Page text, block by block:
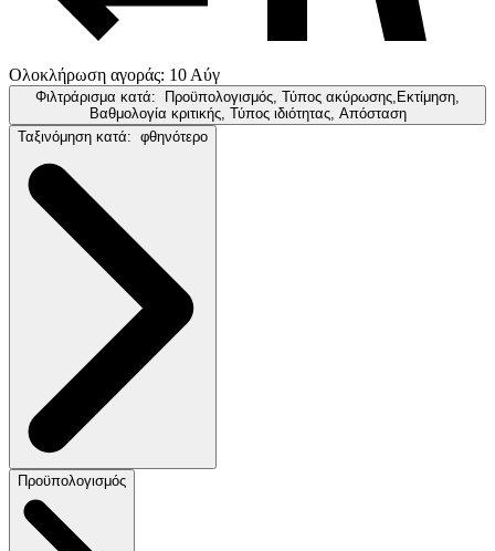
Ολοκλήρωση αγοράς: 10 Αύγ
Φιλτράρισμα κατά:
Προϋπολογισμός, Τύπος ακύρωσης,Εκτίμηση,
Βαθμολογία κριτικής, Τύπος ιδιότητας, Απόσταση
Ταξινόμηση κατά: φθηνότερο
Προϋπολογισμός